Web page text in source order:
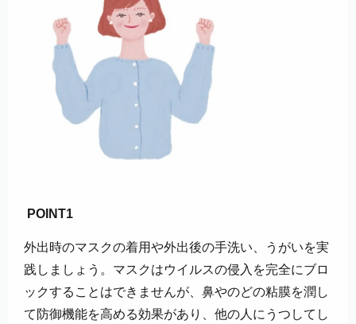
POINT1
外出時のマスクの着用や外出後の手洗い、うがいを実
践しましょう。マスクはウイルスの侵入を完全にブロ
ックすることはできませんが、鼻やのどの粘膜を潤し
て防御機能を高める効果があり、他の人にうつしてし